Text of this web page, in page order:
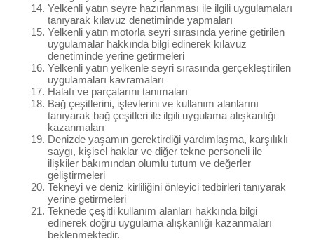
Yelkenli yatın seyre hazırlanması ile ilgili uygulamaları
tanıyarak kılavuz denetiminde yapmaları
Yelkenli yatın motorla seyri sırasında yerine getirilen
uygulamalar hakkında bilgi edinerek kılavuz
denetiminde yerine getirmeleri
Yelkenli yatın yelkenle seyri sırasında gerçekleştirilen
uygulamaları kavramaları
Halatı ve parçalarını tanımaları
Bağ çeşitlerini, işlevlerini ve kullanım alanlarını
tanıyarak bağ çeşitleri ile ilgili uygulama alışkanlığı
kazanmaları
Denizde yaşamın gerektirdiği yardımlaşma, karşılıklı
saygı, kişisel haklar ve diğer tekne personeli ile
ilişkiler bakımından olumlu tutum ve değerler
geliştirmeleri
Tekneyi ve deniz kirliliğini önleyici tedbirleri tanıyarak
yerine getirmeleri
Teknede çeşitli kullanım alanları hakkında bilgi
edinerek doğru uygulama alışkanlığı kazanmaları
beklenmektedir.